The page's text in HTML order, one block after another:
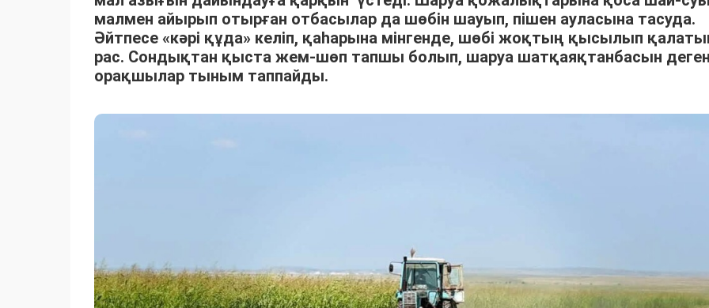
малмен айырып отырған отбасылар да шөбін шауып, пішен ауласына тасуда.
Әйтпесе «кәрі құда» келіп, қаһарына мінгенде, шөбі жоқтың қысылып
рас. Сондықтан қыста жем-шөп тапшы болып, шаруа шатқаяқтанбасын деген
орақшылар тыным таппайды.